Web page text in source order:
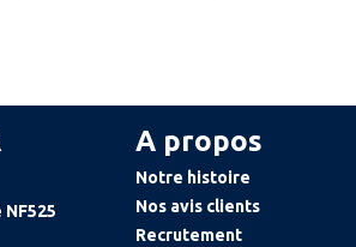
A propos
Notre histoire
Nos avis clients
Recrutement